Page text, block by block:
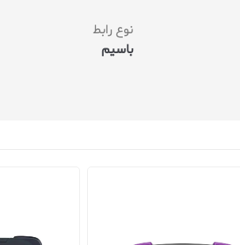
نوع رابط
باسیم